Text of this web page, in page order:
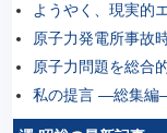
ようやく、現実的
原子力発電所事故
原子力問題を総合
私の提言 ―総集